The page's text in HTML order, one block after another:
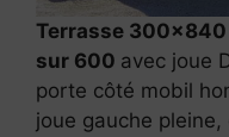
Terrasse
sur 600 avec joue
porte côté mobil
joue gauche